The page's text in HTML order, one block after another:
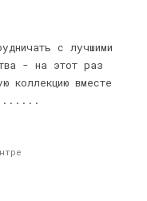
с лучшими
- на этот раз
коллекцию вместе